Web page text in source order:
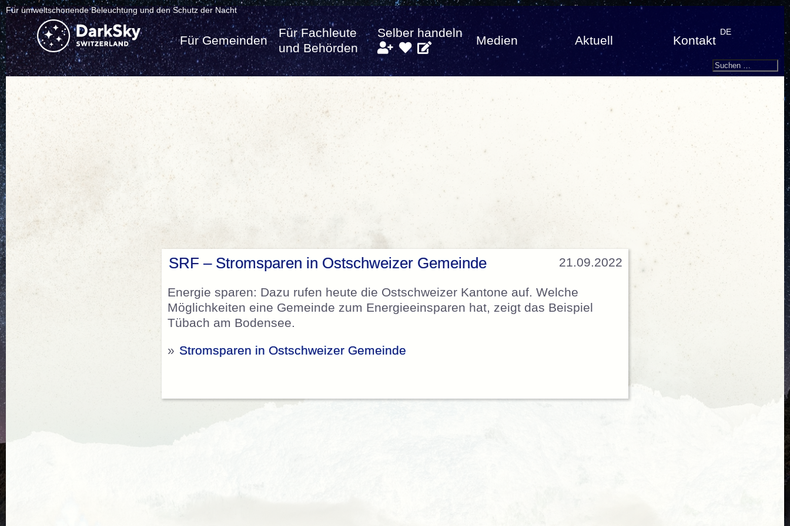
Für umweltschonende Beleuchtung und den Schutz der Nacht
Für Gemeinden
Für Fachleute
und Behörden
Selber handeln
Medien Aktuell Kontakt
DE
Search
Suchen
21.09.2022
SRF – Stromsparen in Ostschweizer Gemeinde
Energie sparen: Dazu rufen heute die Ostschweizer Kantone auf. Welche
Möglichkeiten eine Gemeinde zum Energieeinsparen hat, zeigt das Beispiel
Tübach am Bodensee.
» Stromsparen in Ostschweizer Gemeinde